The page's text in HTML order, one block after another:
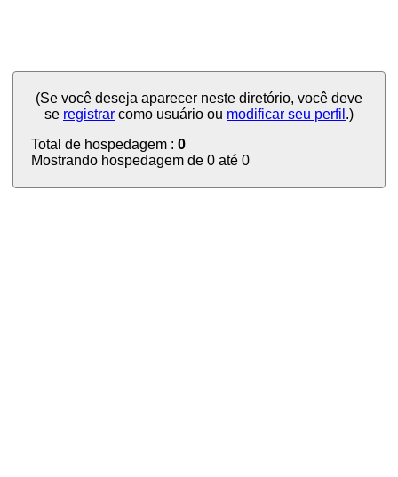
(Se você deseja aparecer neste diretório, você deve
se registrar como usuário ou modificar seu perfil .)
Total de hospedagem : 0
Mostrando hospedagem de 0 até 0